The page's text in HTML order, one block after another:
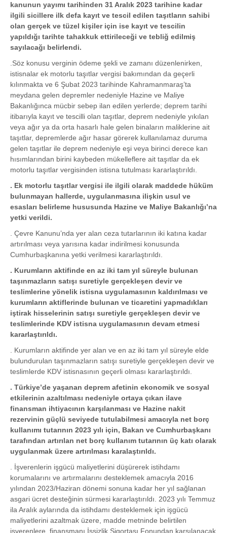
kanunun yayımı tarihinden 31 Aralık 2023 tarihine kadar
ilgili sicillere ilk defa kayıt ve tescil edilen taşıtların sahibi
olan gerçek ve tüzel kişiler için ise kayıt ve tescilin
yapıldığı tarihte tahakkuk ettirileceği ve tebliğ edilmiş
sayılacağı belirlendi.
.Söz konusu verginin ödeme şekli ve zamanı düzenlenirken,
istisnalar ek motorlu taşıtlar vergisi bakımından da geçerli
kılınmakta ve 6 Şubat 2023 tarihinde Kahramanmaraş’ta
meydana gelen depremler nedeniyle Hazine ve Maliye
Bakanlığınca mücbir sebep ilan edilen yerlerde; deprem tarihi
itibarıyla kayıt ve tescilli olan taşıtlar, deprem nedeniyle yıkılan
veya ağır ya da orta hasarlı hale gelen binaların maliklerine ait
taşıtlar, depremlerde ağır hasar görerek kullanılamaz duruma
gelen taşıtlar ile deprem nedeniyle eşi veya birinci derece kan
hısımlarından birini kaybeden mükelleflere ait taşıtlar da ek
motorlu taşıtlar vergisinden istisna tutulması kararlaştırıldı.
. Ek motorlu taşıtlar vergisi ile ilgili olarak maddede hüküm
bulunmayan hallerde, uygulanmasına ilişkin usul ve
esasları belirleme hususunda Hazine ve Maliye Bakanlığı’na
yetki verildi.
. Çevre Kanunu’nda yer alan ceza tutarlarının iki katına kadar
artırılması veya yarısına kadar indirilmesi konusunda
Cumhurbaşkanına yetki verilmesi kararlaştırıldı.
. Kurumların aktifinde en az iki tam yıl süreyle bulunan
taşınmazların satışı suretiyle gerçekleşen devir ve
teslimlerine yönelik istisna uygulamasının kaldırılması ve
kurumların aktiflerinde bulunan ve ticaretini yapmadıkları
iştirak hisselerinin satışı suretiyle gerçekleşen devir ve
teslimlerinde KDV istisna uygulamasının devam etmesi
kararlaştırıldı.
. Kurumların aktifinde yer alan ve en az iki tam yıl süreyle elde
bulundurulan taşınmazların satışı suretiyle gerçekleşen devir ve
teslimlerde KDV istisnasının geçerli olması kararlaştırıldı.
. Türkiye’de yaşanan deprem afetinin ekonomik ve sosyal
etkilerinin azaltılması nedeniyle ortaya çıkan ilave
finansman ihtiyacının karşılanması ve Hazine nakit
rezervinin güçlü seviyede tutulabilmesi amacıyla net borç
kullanımı tutarının 2023 yılı için, Bakan ve Cumhurbaşkanı
tarafından artırılan net borç kullanım tutarının üç katı olarak
uygulanmak üzere artırılması karalaştırıldı.
. İşverenlerin işgücü maliyetlerini düşürerek istihdamı
korumalarını ve artırmalarını desteklemek amacıyla 2016
yılından 2023/Haziran dönemi sonuna kadar her yıl sağlanan
asgari ücret desteğinin sürmesi kararlaştırıldı. 2023 yılı Temmuz
ila Aralık aylarında da istihdamı desteklemek için işgücü
maliyetlerini azaltmak üzere, madde metninde belirtilen
işverenlere, finansmanı İşsizlik Sigortası Fonundan karşılanacak